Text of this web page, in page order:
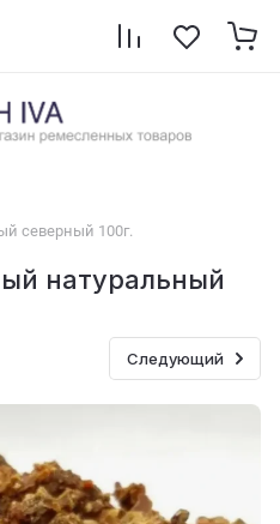
северный 100г.
натуральный
Следующий